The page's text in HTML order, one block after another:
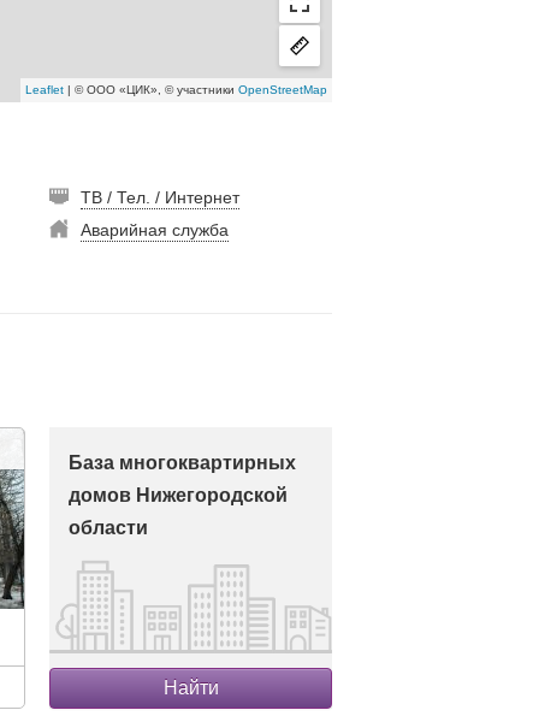
Leaflet | © ООО «ЦИК», © участники OpenStreetMap
ТВ / Тел. / Интернет
Аварийная служба
База многоквартирных
домов Нижегородской
области
Найти